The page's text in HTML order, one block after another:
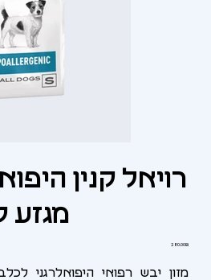
רויאל קנין
מגזע קטן
מחיר‏280.00 ‏₪
מזון יבש רפואי היפואלרגני